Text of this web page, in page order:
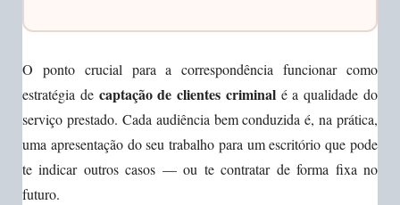
O ponto crucial para a correspondência funcionar como
estratégia de captação de clientes criminalé a qualidade do
serviço prestado. Cada audiência bem conduzida é, na prática,
uma apresentação do seu trabalho para um escritório que pode
te indicar outros casos — ou te contratar de forma fixa no
futuro.